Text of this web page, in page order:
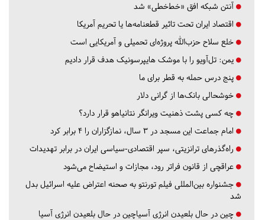
آنتن شبکه افق «خط‌خطی» شد
اقتصاد ایران تحت تاثیر قطعنامه‌ها یا تحریم‌ آمریکا
خلع سلاح حزب‌الله پروژه‌ای تحمیلی و آمریکایی است
یمن: تل‌آویو را با موشک هایپرسونیک هدف قرار دادیم
پنج درس‌ حمله به قطر برای ما
خوشحالی بانک‌ها از گرانی دلار
چه کسی پشت ذهنیت ویرانگر نتانیاهو قرار دارد؟
امام جماعت این مسجد در ۳ سال، نمازگزاران را ۴ برابر کرد
راه‌گذرهای ترانزیتی، سپر اقتصادی-سیاسی ایران در برابر تهدیدات
عراقچی از قانون فراتر رود، مجازات و استیضاح می‌شود
جشنواره بین‌المللی فیلم تورنتو به صحنه اعتراض علیه اسرائیل بدل
شد
چین در حال بلعیدن انرژی آسیاچین در حال بلعیدن انرژی آسیا